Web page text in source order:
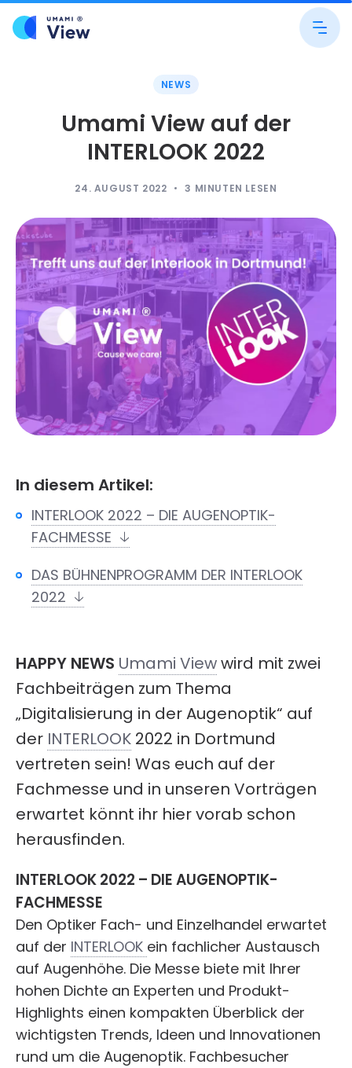
NEWS
Umami View auf der
INTERLOOK 2022
24. AUGUST 2022 3 MINUTEN LESEN
In diesem Artikel:
INTERLOOK 2022 – DIE AUGENOPTIK-
FACHMESSE
DAS BÜHNENPROGRAMM DER INTERLOOK
2022
HAPPY NEWS Umami Viewwird mit zwei
Fachbeiträgen zum Thema
„Digitalisierung in der Augenoptik“ auf
der INTERLOOK 2022 in Dortmund
vertreten sein! Was euch auf der
Fachmesse und in unseren Vorträgen
erwartet könnt ihr hier vorab schon
herausfinden.
INTERLOOK 2022 – DIE AUGENOPTIK-
FACHMESSE
Den Optiker Fach- und Einzelhandel erwartet
auf der INTERLOOK ein fachlicher Austausch
auf Augenhöhe. Die Messe biete mit Ihrer
hohen Dichte an Experten und Produkt-
Highlights einen kompakten Überblick der
wichtigsten Trends, Ideen und Innovationen
rund um die Augenoptik. Fachbesucher